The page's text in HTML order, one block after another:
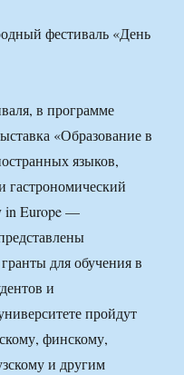
в программе
«Образование в
языков,
гастрономический
in Europe —
для обучения в
и
пройдут
финскому,
и другим